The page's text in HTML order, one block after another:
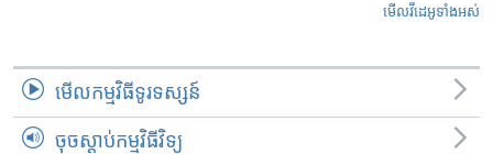
មើល​វីដេអូ​ទាំង​អស់
មើល​កម្មវិធី​ទូរទស្សន៍
ចុចស្តាប់កម្មវិធីវិទ្យុ